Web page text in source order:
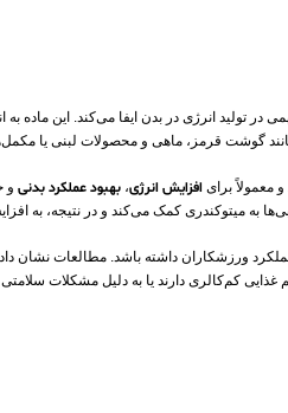
انرژی در بدن ایفا می‌کند. این ماده به
گوشت قرمز، ماهی و محصولات لبنی یا
معمولاً برای افزایشانرژی، بهبود عملکرد بدنی و
به میتوکندری کمک می‌کند و در نتیجه، به
عملکرد ورزشکاران داشته باشد. مطالعات
کم‌کالری دارند یا به دلیل مشکلات